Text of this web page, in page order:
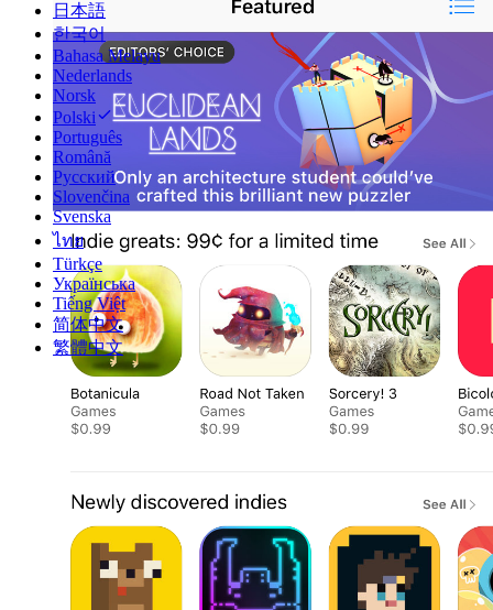
日本語
한국어
Bahasa Melayu
Nederlands
Norsk
Polski
Português
Română
Русский
Slovenčina
Svenska
ไทย
Türkçe
Українська
Tiếng Việt
简体中文
繁體中文